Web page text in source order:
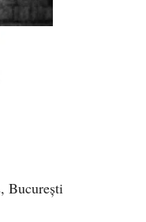
București